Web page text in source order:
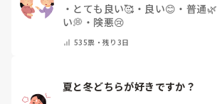
・ とても良い🥰 ・ 良い😊 ・ 普通🌿
い💭 ・ 険悪😢
535票・残り3日
夏と冬どちらが好きですか？